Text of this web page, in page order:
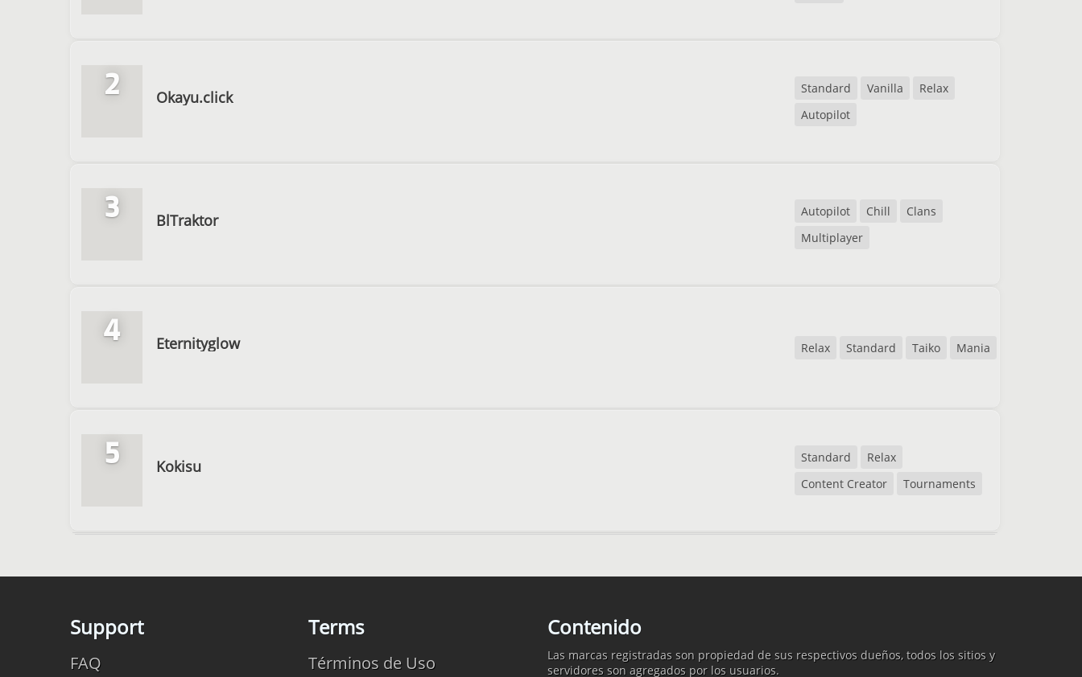
2 Okayu.click Standard Vanilla
Relax
Autopilot
3 BlTraktor Autopilot Chill
Clans
Multiplayer
4 Eternityglow Relax Standard Taiko Mania
5 Kokisu Standard
Relax
Content Creator
Tournaments
Support
FAQ
Terms
Términos de Uso
Contenido
Las marcas registradas son propiedad de sus respectivos dueños, todos los sitios y
servidores son agregados por los usuarios.